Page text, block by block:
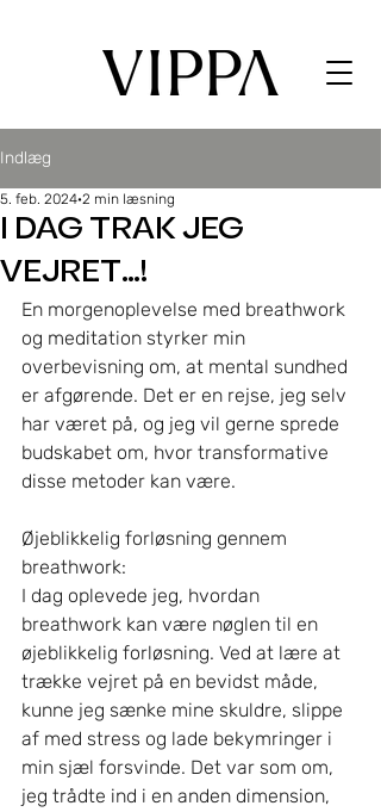
Indlæg
I DAG TRAK JEG
VEJRET...!
5. feb. 2024 2 min læsning
En morgenoplevelse med breathwork
og meditation styrker min
overbevisning om, at mental sundhed
er afgørende. Det er en rejse, jeg selv
har været på, og jeg vil gerne sprede
budskabet om, hvor transformative
disse metoder kan være.
Øjeblikkelig forløsning gennem
breathwork:
I dag oplevede jeg, hvordan
breathwork kan være nøglen til en
øjeblikkelig forløsning. Ved at lære at
trække vejret på en bevidst måde,
kunne jeg sænke mine skuldre, slippe
af med stress og lade bekymringer i
min sjæl forsvinde. Det var som om,
jeg trådte ind i en anden dimension,